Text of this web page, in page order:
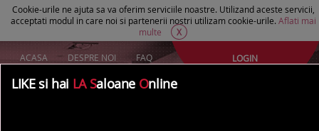
Cookie-urile ne ajuta sa va oferim serviciile noastre. Utilizand aceste servicii,
acceptati modul in care noi si partenerii nostri utilizam cookie-urile. Aflati mai
multe
X
ACASA DESPRE NOI FAQ
AI UN SALON?
LOGIN
LIKE si hai LA Saloane Online